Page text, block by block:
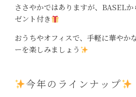
ささやかではありますが、BASEL
ゼント付き
おうちやオフィスで、手軽に華やか
ーを楽しみましょう
今年のラインナップ